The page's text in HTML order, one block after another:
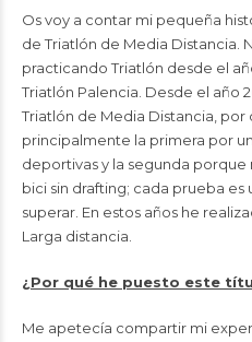
Os voy a contar mi pequeña
de Triatlón de Media Distancia.
practicando Triatlón desde el
Triatlón Palencia. Desde el año
Triatlón de Media Distancia, por
principalmente la primera por
deportivas y la segunda porque
bici sin drafting; cada prueba
superar. En estos años he
Larga distancia.
¿Por qué he puesto este
Me apetecía compartir mi